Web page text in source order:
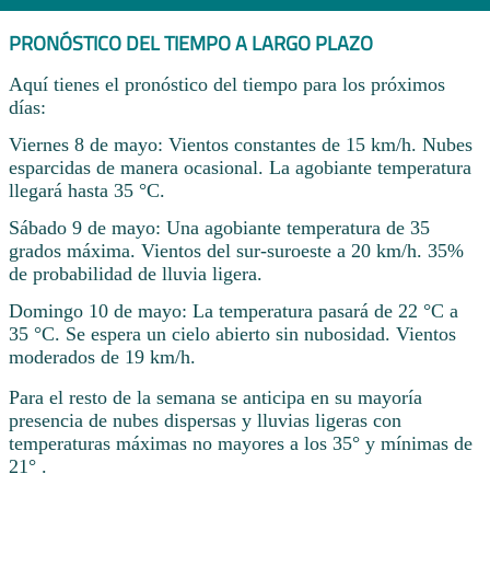
PRONÓSTICO DEL TIEMPO A LARGO PLAZO
Aquí tienes el pronóstico del tiempo para los próximos
días:
Viernes 8 de mayo: Vientos constantes de 15 km/h. Nubes
esparcidas de manera ocasional. La agobiante temperatura
llegará hasta 35 °C.
Sábado 9 de mayo: Una agobiante temperatura de 35
grados máxima. Vientos del sur-suroeste a 20 km/h. 35%
de probabilidad de lluvia ligera.
Domingo 10 de mayo: La temperatura pasará de 22 °C a
35 °C. Se espera un cielo abierto sin nubosidad. Vientos
moderados de 19 km/h.
Para el resto de la semana se anticipa en su mayoría
presencia de nubes dispersas y lluvias ligeras con
temperaturas máximas no mayores a los 35° y mínimas de
21° .